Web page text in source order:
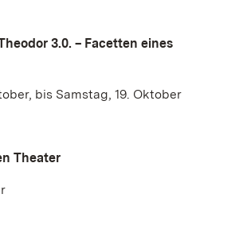
3.0. – Facetten eines
bis Samstag, 19. Oktober
Theater